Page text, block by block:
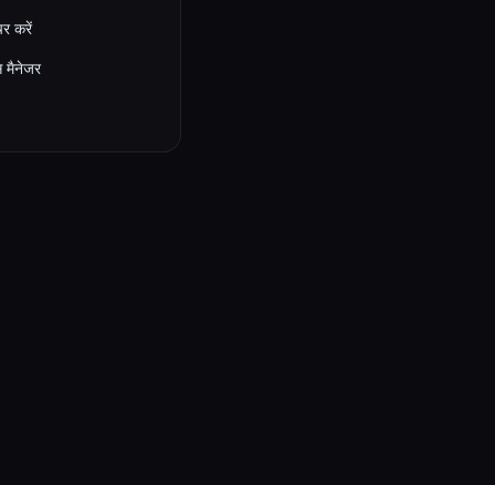
करें
मैनेजर